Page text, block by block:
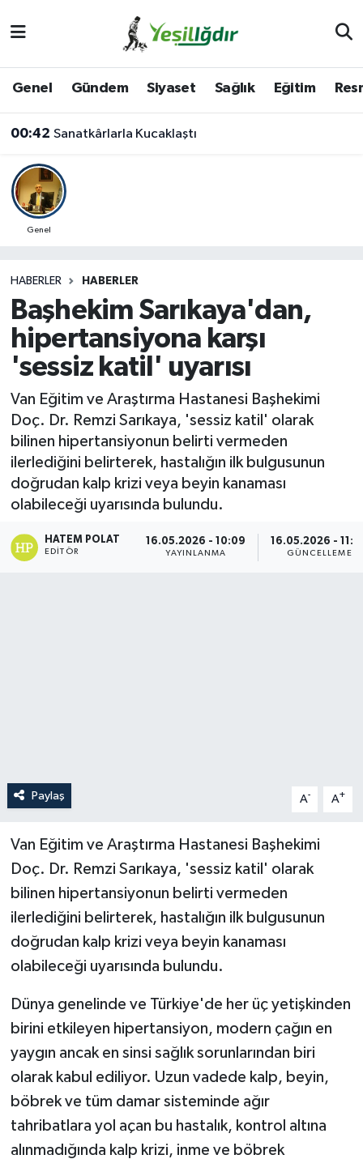
Genel Gündem Siyaset Sağlık Eğitim
00:42 Sanatkârlarla Kucaklaştı
Genel
HABERLER HABERLER
Başhekim Sarıkaya'dan,
hipertansiyona karşı
'sessiz katil' uyarısı
Van Eğitim ve Araştırma Hastanesi Başhekimi
Doç. Dr. Remzi Sarıkaya, 'sessiz katil' olarak
bilinen hipertansiyonun belirti vermeden
ilerlediğini belirterek, hastalığın ilk bulgusunun
doğrudan kalp krizi veya beyin kanaması
olabileceği uyarısında bulundu.
HATEM POLAT
EDITÖR
16.05.2026 - 10:09
YAYINLANMA
16.05.2026 -
GÜNCELLEME
Paylaş A- A+
Van Eğitim ve Araştırma Hastanesi Başhekimi
Doç. Dr. Remzi Sarıkaya, 'sessiz katil' olarak
bilinen hipertansiyonun belirti vermeden
ilerlediğini belirterek, hastalığın ilk bulgusunun
doğrudan kalp krizi veya beyin kanaması
olabileceği uyarısında bulundu.
Dünya genelinde ve Türkiye'de her üç yetişkinden
birini etkileyen hipertansiyon, modern çağın en
yaygın ancak en sinsi sağlık sorunlarından biri
olarak kabul ediliyor. Uzun vadede kalp, beyin,
böbrek ve tüm damar sisteminde ağır
tahribatlara yol açan bu hastalık, kontrol altına
alınmadığında kalp krizi, inme ve böbrek
Iğdır Trafik Yoğunluk Haritası
Süper Lig Puan Durumu ve Fikstür
Son Dakika Haberleri
Haber Arşivi